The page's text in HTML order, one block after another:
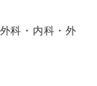
科・内科・外